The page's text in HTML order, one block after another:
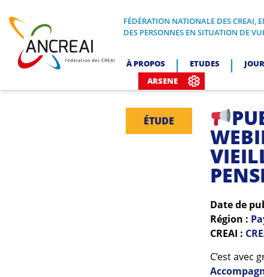
content
ANCREAI
FÉDÉRATION NATIONALE DES
FÉDÉRATION NATIONALE DES CREAI,
DES PERSONNES EN SITUATION DE
À PROPOS ETUDES
ARSENE
ÉTUDE
Date de
Région :
CREAI :
C’est